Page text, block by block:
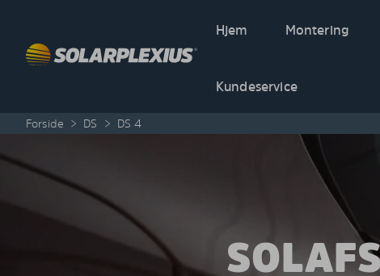
Hjem
Montering
Kundeservice
Forside > DS > DS 4